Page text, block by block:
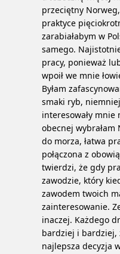
przeciętny
praktyce
zarabiałabym w
samego.
pracy, ponieważ
wpoił we mnie
Byłam
smaki ryb,
interesowały
obecnej wybrałam
do morza, łatwa
połączona z
twierdzi, że gdy
zawodzie, który
zawodem twoich
zainteresowanie.
inaczej. Każdego
bardziej i bardziej,
najlepsza decyzja